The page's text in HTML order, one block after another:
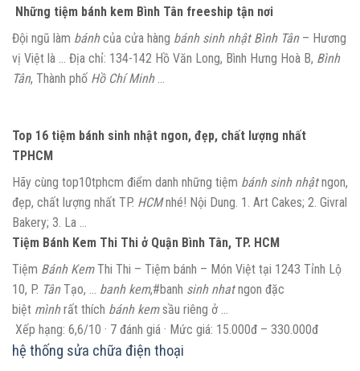
Những tiệm bánh kem Bình Tân freeship tận nơi
Đội ngũ làm bánhcủa cửa hàng bánh sinh nhật Bình Tân– Hương
vị Việt là … Địa chỉ: 134-142 Hồ Văn Long, Bình Hưng Hoà B, Bình
Tân, Thành phố Hồ Chí Minh…
Top 16 tiệm bánh sinh nhật ngon, đẹp, chất lượng nhất
TPHCM
Hãy cùng top10tphcm điểm danh những tiệm bánh sinh nhậtngon,
đẹp, chất lượng nhất TP. HCMnhé! Nội Dung. 1. Art Cakes; 2. Givral
Bakery; 3. La …
Tiệm Bánh Kem Thi Thi ở Quận Bình Tân, TP. HCM
Tiệm Bánh KemThi Thi – Tiệm bánh – Món Việt tại 1243 Tỉnh Lộ
10, P. TânTạo, … banh kem,#banh sinh nhatngon đặc
biệt mìnhrất thích bánh kemsầu riêng ở …
Xếp hạng: 6,6/10 · ‎7 đánh giá · ‎Mức giá: 15.000đ – 330.000đ
hệ thống sửa chữa điện thoại